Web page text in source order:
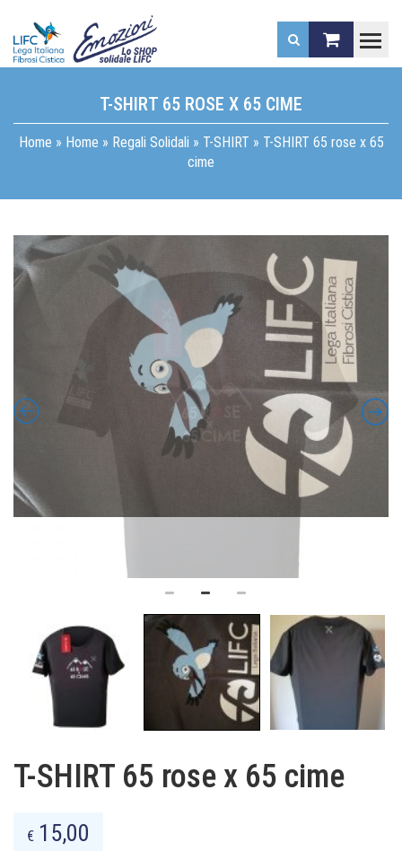
T-SHIRT 65 ROSE X 65 CIME
Home » Home » Regali Solidali » T-SHIRT » T-SHIRT 65 rose x 65
cime
T-SHIRT 65 rose x 65 cime
€ 15,00
La rosa, simbolo del progetto